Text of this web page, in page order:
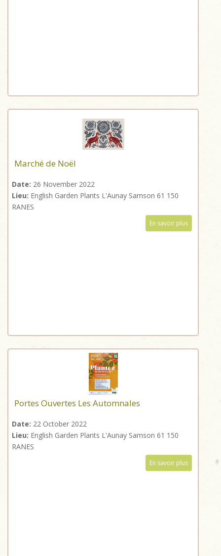
Marché de Noël
Date: 26 November 2022
Lieu: English Garden Plants L'Aunay Samson 61 150
RANES
En savoir plus
Portes Ouvertes Les Automnales
Date: 22 October 2022
Lieu: English Garden Plants L'Aunay Samson 61 150
RANES
En savoir plus